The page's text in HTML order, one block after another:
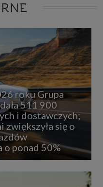
roku Grupa
511 900
i dostawczych;
zwiększyła się o
o ponad 50%